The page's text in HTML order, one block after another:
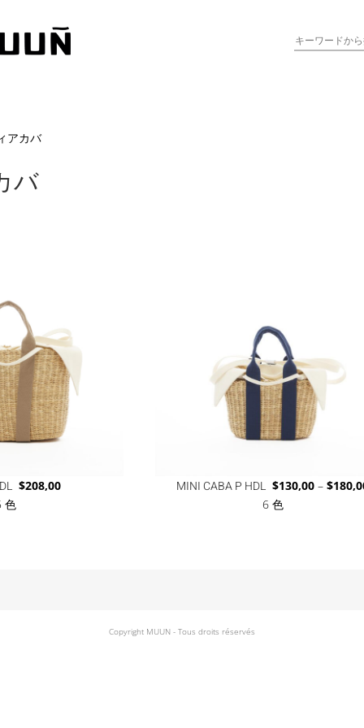
アカバ
バ
$208,00
色
MINI CABA P HDL $130,00 –$
6 色
Copyright MUUN - Tous droits réservés